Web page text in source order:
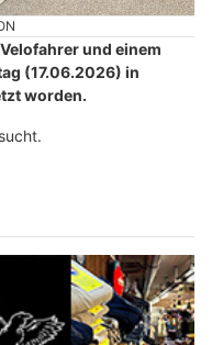
und einem
(17.06.2026) in
worden.